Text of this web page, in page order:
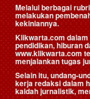
Melalui berbagai
melakukan
kekiniannya.
Klikwarta.com
pendidikan, hiburan
www.klikwarta.com
menjalankan tugas
Selain itu, undang-
kerja redaksi dalam
kaidah jurnalistik,